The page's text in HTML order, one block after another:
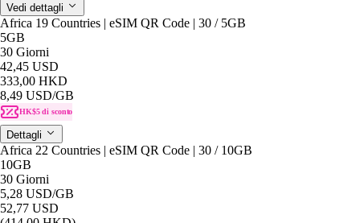
Vedi dettagli
Africa 19 Countries | eSIM QR Code | 30 / 5GB
5GB
30 Giorni
42,45 USD
333,00 HKD
8,49 USD/GB
HK$5 di sconto
Dettagli
Africa 22 Countries | eSIM QR Code | 30 / 10GB
10GB
30 Giorni
5,28 USD/GB
52,77 USD